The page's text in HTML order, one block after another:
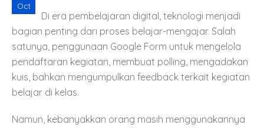
Oct
Di era pembelajaran digital, teknologi menjadi
bagian penting dari proses belajar-mengajar. Salah
satunya, penggunaan Google Form untuk mengelola
pendaftaran kegiatan, membuat polling, mengadakan
kuis, bahkan mengumpulkan feedback terkait kegiatan
belajar di kelas.
Namun, kebanyakkan orang masih menggunakannya